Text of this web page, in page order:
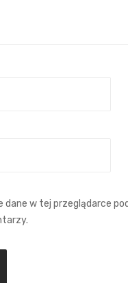
dane w tej przeglądarce